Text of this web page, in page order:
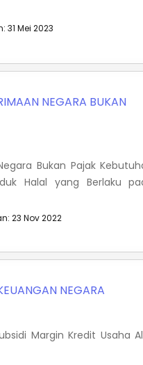
31 Mei 2023
NEGARA BUKAN
Bukan Pajak
Halal yang Berlaku
23 Nov 2022
NEGARA
Margin Kredit Usaha